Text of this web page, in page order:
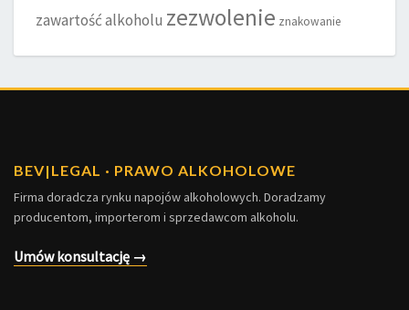
zawartość alkoholu zezwolenie znakowanie
BEV| LEGAL · PRAWO ALKOHOLOWE
Firma doradcza rynku napojów alkoholowych. Doradzamy
producentom, importerom i sprzedawcom alkoholu.
Umów konsultację →